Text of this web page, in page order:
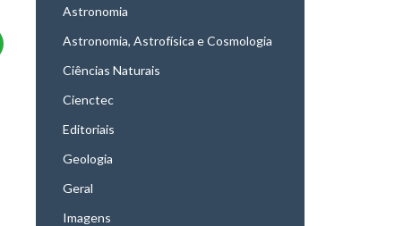
Astronomia
Astronomia, Astrofísica e Cosmologia
Ciências Naturais
Cienctec
Editoriais
Geologia
Geral
Imagens